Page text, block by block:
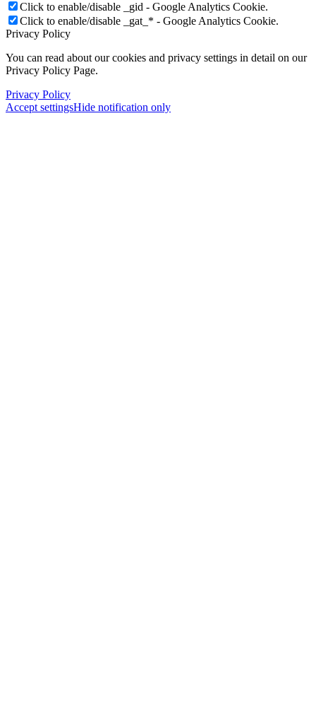
Click to enable/disable _gid - Google Analytics Cookie.
Click to enable/disable _gat_* - Google Analytics Cookie.
Privacy Policy
You can read about our cookies and privacy settings in detail on our
Privacy Policy Page.
Privacy Policy
Accept settingsHide notification only